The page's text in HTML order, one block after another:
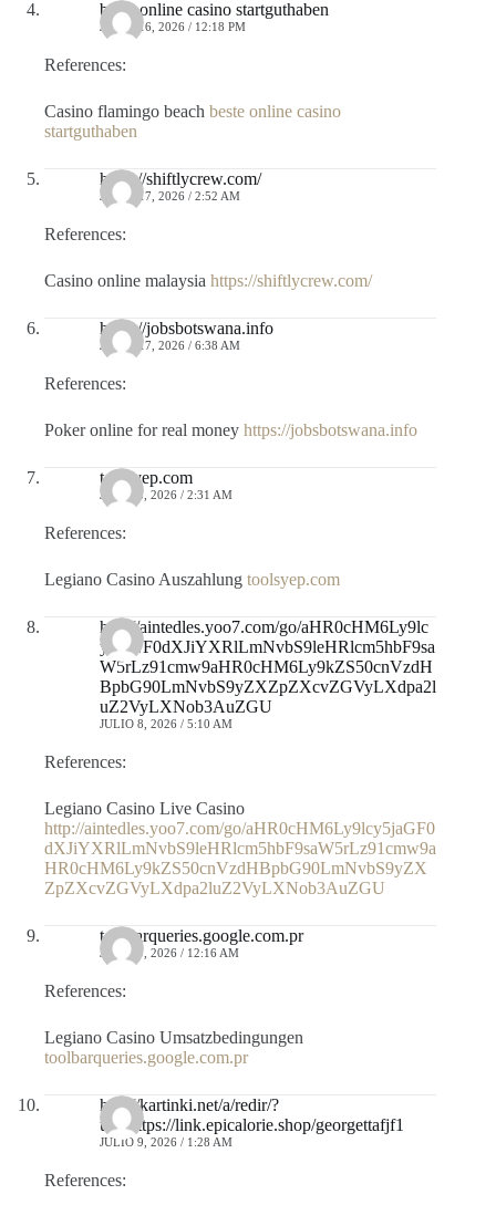
beste online casino startguthaben
JUNIO 16, 2026 / 12:18 PM
References:
Casino flamingo beach beste online casino
startguthaben
https://shiftlycrew.com/
JUNIO 17, 2026 / 2:52 AM
References:
Casino online malaysia https://shiftlycrew.com/
https://jobsbotswana.info
JUNIO 17, 2026 / 6:38 AM
References:
Poker online for real money https://jobsbotswana.info
toolsyep.com
JULIO 8, 2026 / 2:31 AM
References:
Legiano Casino Auszahlung toolsyep.com
http://aintedles.yoo7.com/go/aHR0cHM6Ly9lc
y5jaGF0dXJiYXRlLmNvbS9leHRlcm5hbF9sa
W5rLz91cmw9aHR0cHM6Ly9kZS50cnVzdH
BpbG90LmNvbS9yZXZpZXcvZGVyLXdpa2l
uZ2VyLXNob3AuZGU
JULIO 8, 2026 / 5:10 AM
References:
Legiano Casino Live Casino
http://aintedles.yoo7.com/go/aHR0cHM6Ly9lcy5jaGF0
dXJiYXRlLmNvbS9leHRlcm5hbF9saW5rLz91cmw9a
HR0cHM6Ly9kZS50cnVzdHBpbG90LmNvbS9yZX
ZpZXcvZGVyLXdpa2luZ2VyLXNob3AuZGU
toolbarqueries.google.com.pr
JULIO 9, 2026 / 12:16 AM
References:
Legiano Casino Umsatzbedingungen
toolbarqueries.google.com.pr
http://kartinki.net/a/redir/?
url=https://link.epicalorie.shop/georgettafjf1
JULIO 9, 2026 / 1:28 AM
References: